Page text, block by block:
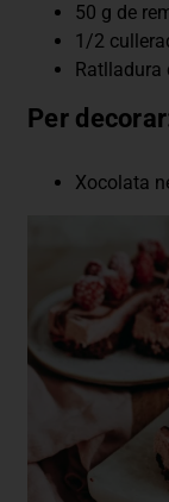
50 g de
1/2
Ratlladura
Per
Xocolata